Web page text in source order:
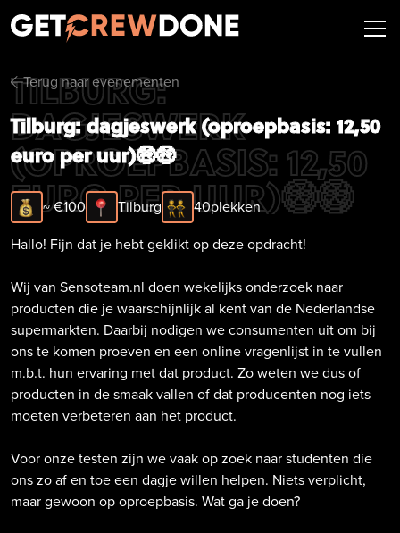
arrow-leftTerug naar evenementen
Tilburg: dagjeswerk (oproepbasis: 12,50
euro per uur)🤑🤑
~ €100 Tilburg 40plekken
Hallo! Fijn dat je hebt geklikt op deze opdracht!
Wij van Sensoteam.nl doen wekelijks onderzoek naar
producten die je waarschijnlijk al kent van de Nederlandse
supermarkten. Daarbij nodigen we consumenten uit om bij
ons te komen proeven en een online vragenlijst in te vullen
m.b.t. hun ervaring met dat product. Zo weten we dus of
producten in de smaak vallen of dat producenten nog iets
moeten verbeteren aan het product.
Voor onze testen zijn we vaak op zoek naar studenten die
ons zo af en toe een dagje willen helpen. Niets verplicht,
maar gewoon op oproepbasis. Wat ga je doen?
TILBURG:
DAGJESWERK
(OPROEPBASIS: 12,50
EURO PER UUR)🤑🤑